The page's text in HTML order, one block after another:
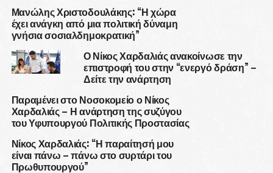
Μανώλης Χριστοδουλάκης: “Η χώρα
έχει ανάγκη από μια πολιτική δύναμη
γνήσια σοσιαλδημοκρατική”
Ο Νίκος Χαρδαλιάς ανακοίνωσε την
επιστροφή του στην “ενεργό δράση” –
Δείτε την ανάρτηση
Παραμένει στο Νοσοκομείο ο Νίκος
Χαρδαλιάς – Η ανάρτηση της συζύγου
του Υφυπουργού Πολιτικής Προστασίας
Νίκος Χαρδαλιάς: “Η παραίτησή μου
είναι πάνω – πάνω στο συρτάρι του
Πρωθυπουργού”